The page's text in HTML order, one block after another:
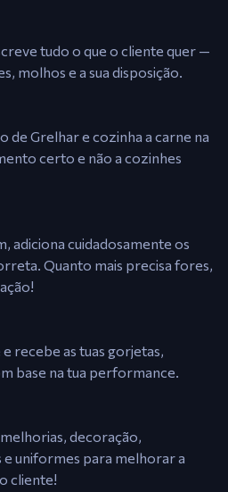
tudo o que o cliente quer —
molhos e a sua disposição.
de Grelhar e cozinha a carne na
certo e não a cozinhes
adiciona cuidadosamente os
Quanto mais precisa fores,
recebe as tuas gorjetas,
base na tua performance.
decoração,
uniformes para melhorar a
cliente!